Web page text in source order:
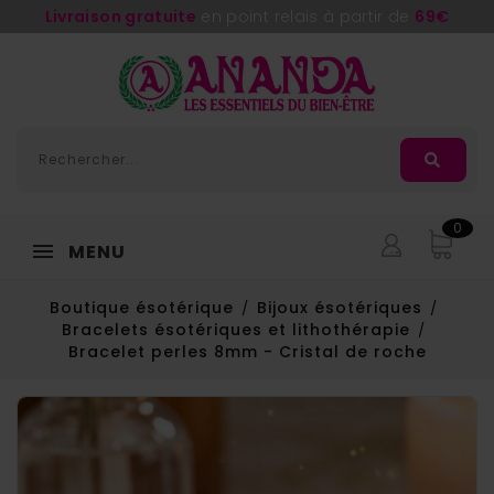
Adorée, la nouvelle huile de massage d' Ananda
MENU
0
Boutique ésotérique
Bijoux ésotériques
Bracelets ésotériques et lithothérapie
Bracelet perles 8mm - Cristal de roche